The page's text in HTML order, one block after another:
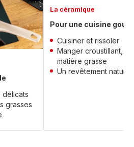
délicats​
grasses​
La céramique​
Pour une cuisine
Cuisiner et rissoler​
Manger croustillant,
matière grasse
Un revêtement naturel